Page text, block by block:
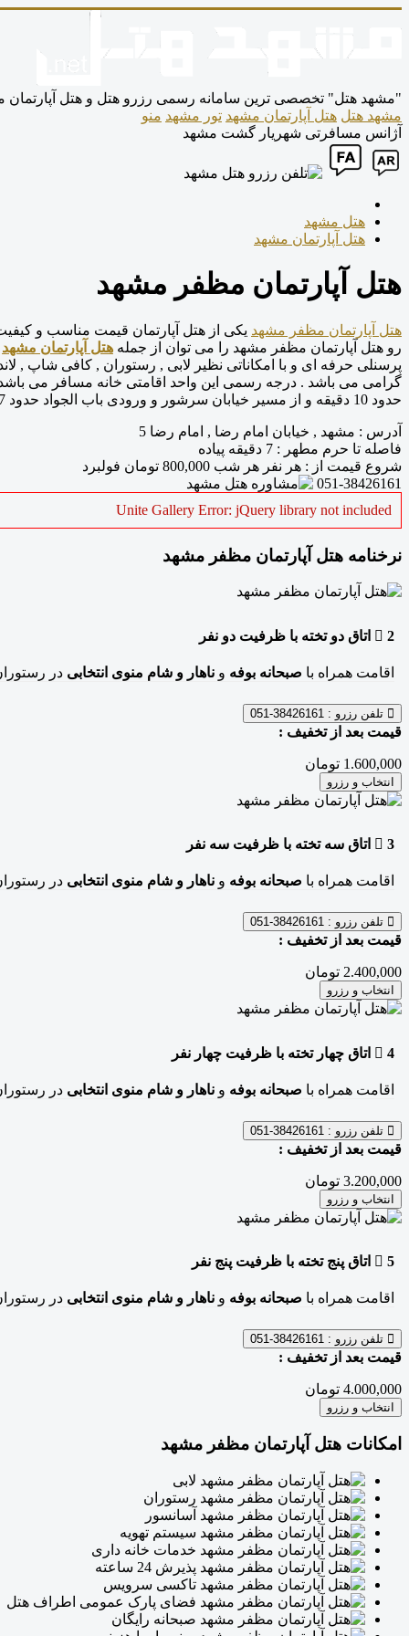
"مشهد هتل" تخصصی ترین سامانه رسمی رزرو هتل و هتل
مشهد هتل هتل آپارتمان مشهد تور مشهد منو
آژانس مسافرتی شهریار گشت مشهد
هتل مشهد
هتل آپارتمان مشهد
هتل آپارتمان مظفر مشهد
هتل آپارتمان مظفر مشهد
رو هتل آپارتمان مظفر مشهد را می توان از جمله هتل آپارتمان مشهد
گرامی می باشد . درجه رسمی این واحد اقامتی خانه مسافر می
حدود 10 دقیقه و از مسیر خیابان سرشور و ورودی باب الجواد حدود 7 دقیقه پیاده می باشد.
آدرس : مشهد , خیابان امام رضا , امام رضا 5
فاصله تا حرم مطهر : 7 دقیقه پیاده
شروع قیمت از : هر نفر هر شب 800,000 تومان فولبرد
051-38426161
Unite Gallery Error: jQuery library not included
نرخنامه هتل آپارتمان مظفر مشهد
2 اتاق دو تخته با ظرفیت دو نفر
اقامت همراه با صبحانه بوفه و ناهار و شام منوی انتخابی در
38426161-051
قیمت بعد از تخفیف :
1.600,000 تومان
انتخاب و رزرو
3 اتاق سه تخته با ظرفیت سه نفر
اقامت همراه با صبحانه بوفه و ناهار و شام منوی انتخابی در
38426161-051
قیمت بعد از تخفیف :
2.400,000 تومان
انتخاب و رزرو
4 اتاق چهار تخته با ظرفیت چهار نفر
اقامت همراه با صبحانه بوفه و ناهار و شام منوی انتخابی در
38426161-051
قیمت بعد از تخفیف :
3.200,000 تومان
انتخاب و رزرو
5 اتاق پنج تخته با ظرفیت پنج نفر
اقامت همراه با صبحانه بوفه و ناهار و شام منوی انتخابی در
38426161-051
قیمت بعد از تخفیف :
4.000,000 تومان
انتخاب و رزرو
امکانات هتل آپارتمان مظفر مشهد
لابی
رستوران
آسانسور
سیستم تهویه
خدمات خانه داری
پذیرش 24 ساعته
تاکسی سرویس
فضای پارک عمومی اطراف هتل
صبحانه رایگان